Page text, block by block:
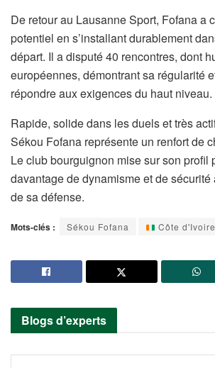
De retour au Lausanne Sport, Fofana a
potentiel en s’installant durablement
départ. Il a disputé 40 rencontres, dont
européennes, démontrant sa régularité
répondre aux exigences du haut niveau.
Rapide, solide dans les duels et très
Sékou Fofana représente un renfort de
Le club bourguignon mise sur son profil
davantage de dynamisme et de
de sa défense.
Mots-clés : Sékou Fofana Côte d'Ivoire
Blogs d’experts